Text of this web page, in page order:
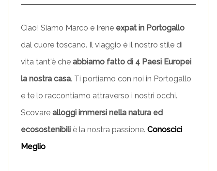
Ciao! Siamo Marco e Irene expat in Portogallo
dal cuore toscano. Il viaggio è il nostro stile di
vita tant'è che abbiamo fatto di 4 Paesi Europei
la nostra casa. Ti portiamo con noi in Portogallo
e te lo raccontiamo attraverso i nostri occhi.
Scovare alloggi immersi nella natura ed
ecosostenibiliè la nostra passione. Conoscici
Meglio